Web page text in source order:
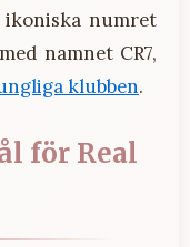
ikoniska numret
namnet CR7,
klubben.
för Real